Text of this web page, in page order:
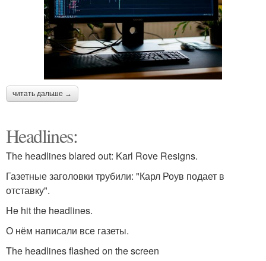
читать дальше →
Headlines:
The headlines blared out: Karl Rove Resigns.
Газетные заголовки трубили: "Карл Роув подает в
отставку".
He hit the headlines.
О нём написали все газеты.
The headlines flashed on the screen